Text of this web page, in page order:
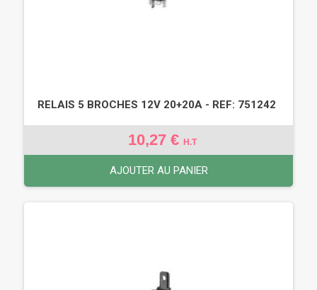
RELAIS 5 BROCHES 12V 20+20A - REF: 751242
10,27 € H.T
AJOUTER AU PANIER